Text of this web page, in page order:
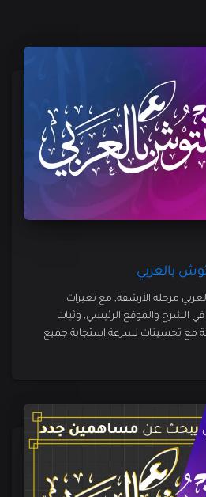
بالعربي
مرحلة الأرشفة, مع تغيرات
الشرح والموقع الرئيسي, وثبات
مع تحسينات لسرعة استجابة جميع